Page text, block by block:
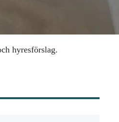
hyresförslag.